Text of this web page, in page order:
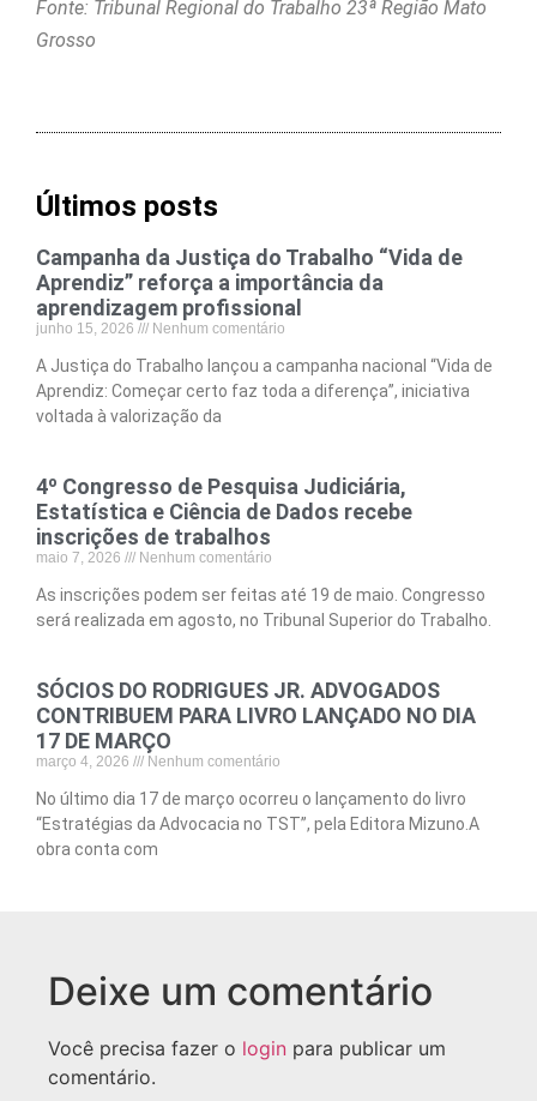
Fonte: Tribunal Regional do Trabalho 23ª Região Mato
Grosso
Últimos posts
Campanha da Justiça do Trabalho “Vida de
Aprendiz” reforça a importância da
aprendizagem profissional
junho 15, 2026 Nenhum comentário
A Justiça do Trabalho lançou a campanha nacional “Vida de
Aprendiz: Começar certo faz toda a diferença”, iniciativa
voltada à valorização da
4º Congresso de Pesquisa Judiciária,
Estatística e Ciência de Dados recebe
inscrições de trabalhos
maio 7, 2026 Nenhum comentário
As inscrições podem ser feitas até 19 de maio. Congresso
será realizada em agosto, no Tribunal Superior do Trabalho.
SÓCIOS DO RODRIGUES JR. ADVOGADOS
CONTRIBUEM PARA LIVRO LANÇADO NO DIA
17 DE MARÇO
março 4, 2026 Nenhum comentário
No último dia 17 de março ocorreu o lançamento do livro
“Estratégias da Advocacia no TST”, pela Editora Mizuno.A
obra conta com
Deixe um comentário
Você precisa fazer o login para publicar um
comentário.